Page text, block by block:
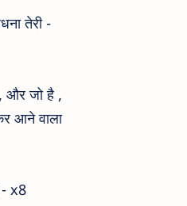
तेरी -
और जो है ,
आने वाला
x8